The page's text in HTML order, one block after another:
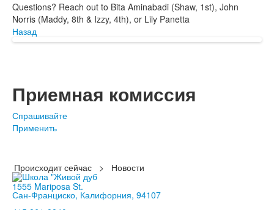
Questions? Reach out to Bita Aminabadi (Shaw, 1st), John
Norris (Maddy, 8th & Izzy, 4th), or Lily Panetta
Назад
Приемная комиссия
Спрашивайте
Применить
Происходит сейчас >
Новости
1555 Mariposa St.
Сан-Франциско, Калифорния, 94107